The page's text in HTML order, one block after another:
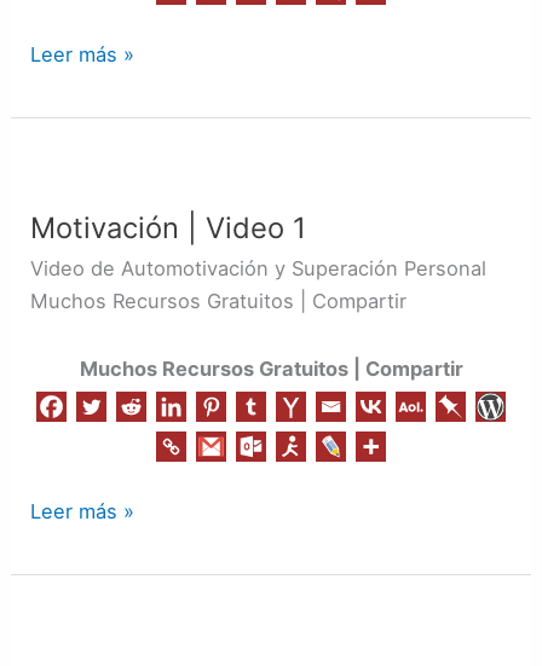
Leer más »
Motivación | Video 1
Video de Automotivación y Superación Personal
Muchos Recursos Gratuitos | Compartir
Muchos Recursos Gratuitos | Compartir
Video
1
Leer más »